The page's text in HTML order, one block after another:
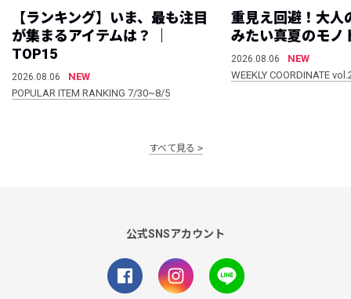
【ランキング】いま、最も注目
が集まるアイテムは？ ｜
TOP15
2026.08.06
NEW
POPULAR ITEM RANKING 7/30~8/5
重見え回避！大人
みたい真夏のモノ
2026.08.06
NEW
WEEKLY COORDINATE
すべて見る
公式SNSアカウント